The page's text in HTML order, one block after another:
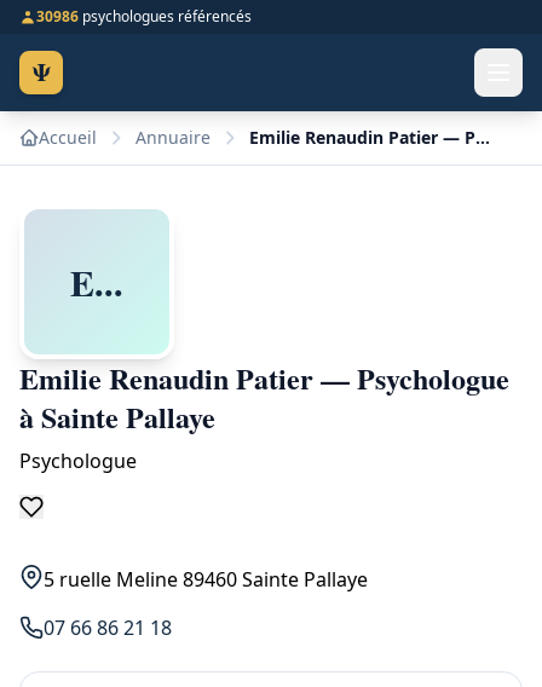
30986 psychologues référencés
Ψ
Accueil Annuaire Emilie Renaudin Patier — Psychologue à Sainte Pallaye
E...
Emilie Renaudin Patier — Psychologue
à Sainte Pallaye
Psychologue
5 ruelle Meline 89460 Sainte Pallaye
07 66 86 21 18